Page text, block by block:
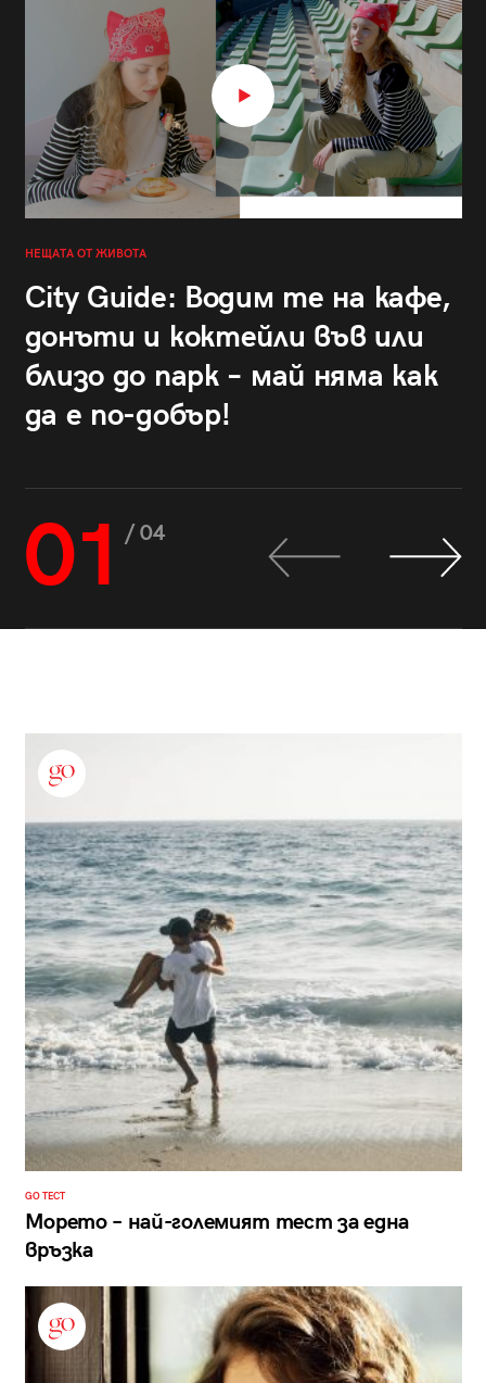
НЕЩАТА ОТ ЖИВОТА
City Guide: Водим те на кафе,
донъти и коктейли във или
близо до парк – май няма как
да е по-добър!
01 / 04
GO ТЕСТ
Морето – най-големият тест за една
връзка